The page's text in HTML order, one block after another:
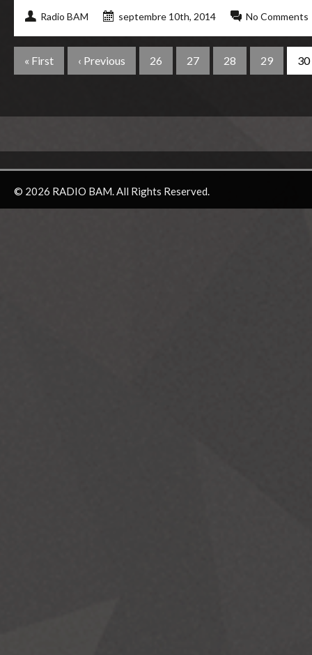
Radio BAM septembre 10th, 2014 No Comments
« First ‹ Previous 26 27 28 29 30
© 2026 RADIO BAM. All Rights Reserved.